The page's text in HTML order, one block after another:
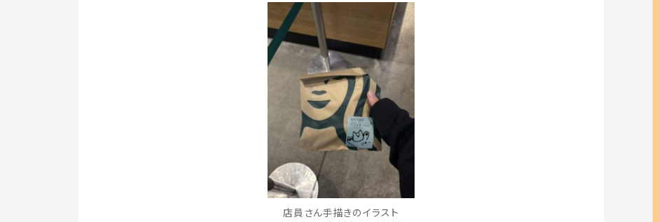
店員さん手描きのイラスト